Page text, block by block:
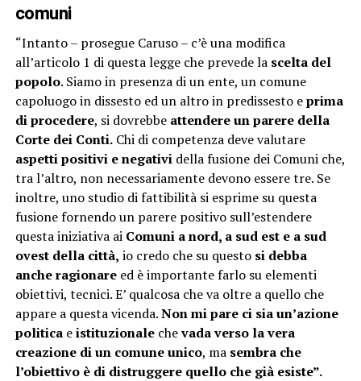
comuni
“Intanto – prosegue Caruso – c’è una modifica
all’articolo 1 di questa legge che prevede la scelta del
popolo. Siamo in presenza di un ente, un comune
capoluogo in dissesto ed un altro in predissesto eprima
di procedere, si dovrebbe attendere un parere della
Corte dei Conti.Chi di competenza deve valutare
aspetti positivi e negatividella fusione dei Comuni che,
tra l’altro, non necessariamente devono essere tre. Se
inoltre, uno studio di fattibilità si esprime su questa
fusione fornendo un parere positivo sull’estendere
questa iniziativa ai Comuni a nord, a sud est e a sud
ovest della città, io credo che su questo si debba
anche ragionareed è importante farlo su elementi
obiettivi, tecnici. E’ qualcosa che va oltre a quello che
appare a questa vicenda.Non mi pare ci sia un’azione
politicaeistituzionalechevada verso la vera
creazione di un comune unico, ma sembra che
l’obiettivo è di distruggere quello che già esiste”.